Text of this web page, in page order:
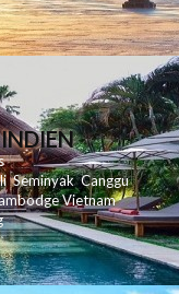
SeminyakCanggu
Vietnam